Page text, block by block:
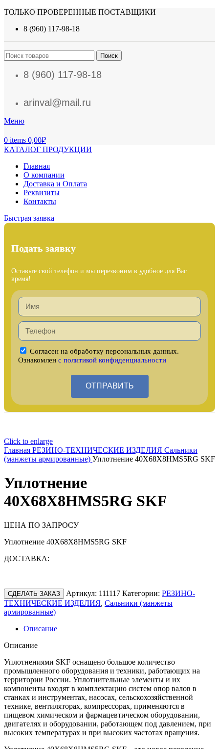
ТОЛЬКО ПРОВЕРЕННЫЕ ПОСТАВЩИКИ
8 (960) 117-98-18
Поиск
8 (960) 117-98-18
arinval@mail.ru
Меню
0 items 0,00₽
КАТАЛОГ ПРОДУКЦИИ
Главная
О компании
Доставка и Оплата
Реквизиты
Контакты
Быстрая заявка
Подать заявку
Оставьте свой телефон и мы перезвоним в удобное для Вас
время!
Согласен на обработку персональных данных.
Ознакомлен с политикой конфиденциальности
ОТПРАВИТЬ
Click to enlarge
Главная РЕЗИНО-ТЕХНИЧЕСКИЕ ИЗДЕЛИЯ Сальники
(манжеты армированные) Уплотнение 40X68X8HMS5RG SKF
Уплотнение
40X68X8HMS5RG SKF
ЦЕНА ПО ЗАПРОСУ
Уплотнение 40X68X8HMS5RG SKF
ДОСТАВКА:
СДЕЛАТЬ ЗАКАЗ Артикул: 111117 Категории: РЕЗИНО-
ТЕХНИЧЕСКИЕ ИЗДЕЛИЯ, Сальники (манжеты
армированные)
Описание
Описание
Уплотнениями SKF оснащено большое количество
промышленного оборудования и техники, работающих на
территории России. Уплотнительные элементы и их
компоненты входят в комплектацию систем опор валов в
станках и инструментах, насосах, сельскохозяйственной
технике, вентиляторах, компрессорах, применяются в
пищевом химическом и фармацевтическом оборудовании,
двигателях и оборудовании, работающем под давлением, при
высоких температурах и при высоких частотах вращения.